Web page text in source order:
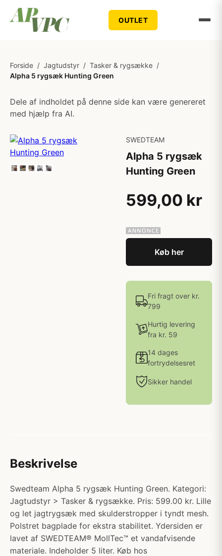
OUTLET
Forside / Jagtudstyr / Tasker & rygsække /
Alpha 5 rygsæk Hunting Green
Dele af indholdet på denne side kan være genereret
med hjælp fra AI.
SWEDTEAM
Alpha 5 rygsæk
Hunting Green
599,00 kr
Køb her
Fri fragt over kr.
799
Hurtig levering
fra kr. 59
14 dages
fortrydelsesret
Sikker handel
Beskrivelse
Swedteam Alpha 5 rygsæk Hunting Green. Kategori:
Jagtudstyr > Tasker & rygsække. Pris: 599.00 kr. Lille
og let jagtrygsæk med skulderstropper i tyndt mesh.
Polstret bagplade for ekstra stabilitet. Ydersiden er
lavet af SWEDTEAM® MollTec™ et vandafvisende
materiale. Indeholder 5 liter. Køb hos